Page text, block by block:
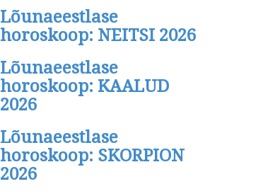
Lõunaeestlase
horoskoop: NEITSI 2026
Lõunaeestlase
horoskoop: KAALUD
2026
Lõunaeestlase
horoskoop: SKORPION
2026